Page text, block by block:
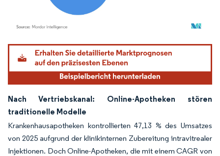
Bild © Mordor Intelligence. Wiederverwendung erfordert Namensnennung gemäß
Nach Vertriebskanal: Online-Apotheken stören
traditionelle Modelle
Krankenhausapotheken kontrollierten 47,13 % des Umsatzes
von 2025 aufgrund der klinikinternen Zubereitung intravitrealer
Injektionen. Doch Online-Apotheken, die mit einem CAGR von